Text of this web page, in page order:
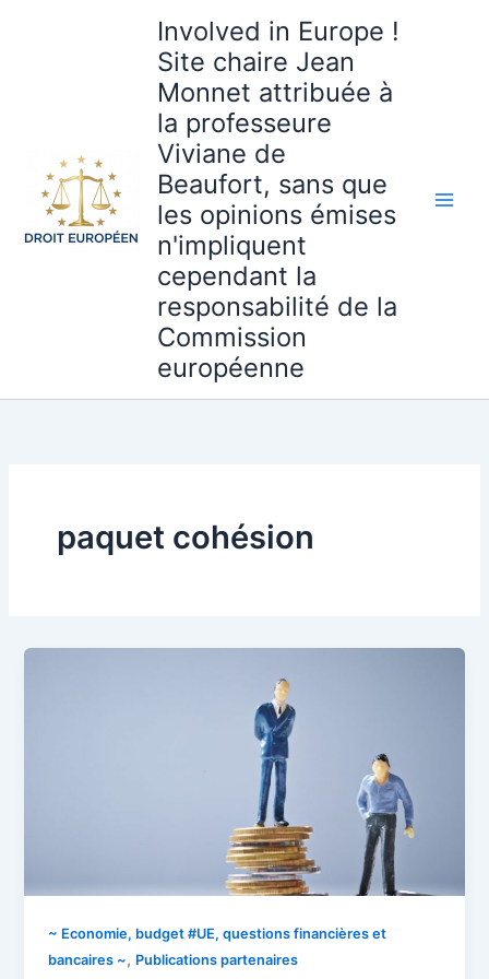
Involved in Europe !
Site chaire Jean
Monnet attribuée à
la professeure
Viviane de
Beaufort, sans que
les opinions émises
n'impliquent
cependant la
responsabilité de la
Commission
européenne
paquet cohésion
~ Economie, budget #UE, questions financières et
bancaires ~, Publications partenaires